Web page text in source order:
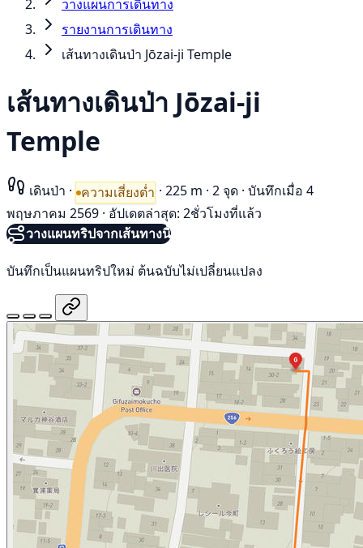
วางแผนการเดินทาง
รายงานการเดินทาง
เส้นทางเดินป่า Jōzai-ji Temple
เส้นทางเดินป่า Jōzai-ji
Temple
เดินป่า · ความเสี่ยงต่ำ · 225 m · 2 จุด · บันทึกเมื่อ 4
พฤษภาคม 2569 · อัปเดตล่าสุด: 2ชั่วโมงที่แล้ว
วางแผนทริปจากเส้นทางนี้
บันทึกเป็นแผนทริปใหม่ ต้นฉบับไม่เปลี่ยนแปลง